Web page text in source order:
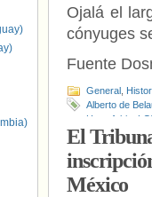
Ojalá el
cónyuges
Fuente
General
Alberto de
Homofobia
Constitucional
El
México